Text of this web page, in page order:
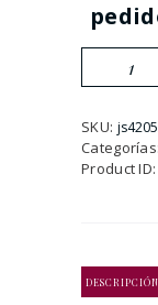
de
Ley
Dorada
SKU:
Categorías:
Product ID:
DESCRIPCIÓN